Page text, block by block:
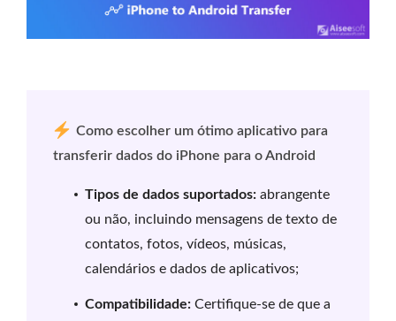
Como escolher um ótimo aplicativo para
transferir dados do iPhone para o Android
Tipos de dados suportados: abrangente
ou não, incluindo mensagens de texto de
contatos, fotos, vídeos, músicas,
calendários e dados de aplicativos;
Compatibilidade: Certifique-se de que a